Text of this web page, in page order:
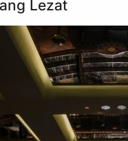
Lezat